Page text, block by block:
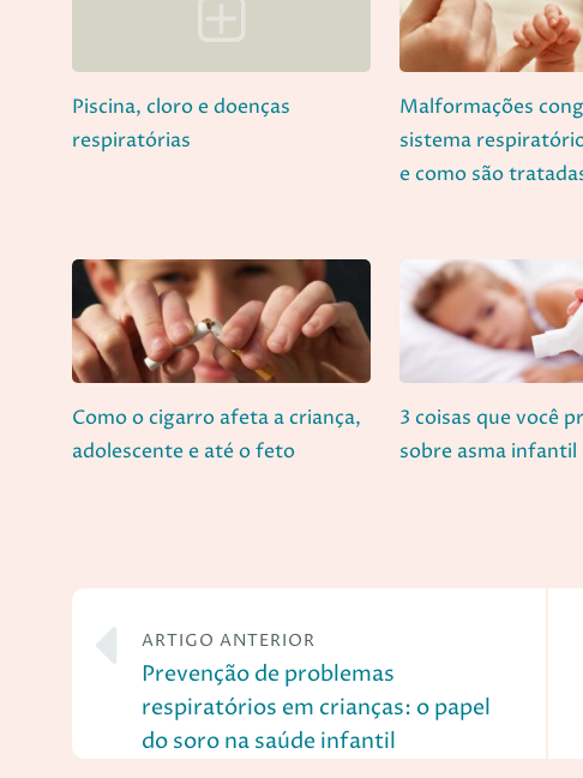
Piscina, cloro e doenças
respiratórias
Malformações
sistema
e como são
Como o cigarro afeta a criança,
adolescente e até o feto
3 coisas que você
sobre asma infantil
ARTIGO ANTERIOR
Prevenção de problemas
respiratórios em crianças: o papel
do soro na saúde infantil